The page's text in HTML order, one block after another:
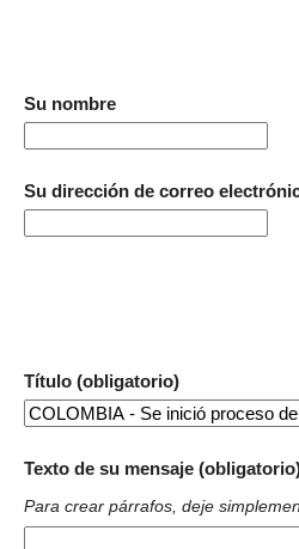
Su nombre
Su dirección de correo
Título (obligatorio)
Texto de su mensaje
Para crear párrafos, deje